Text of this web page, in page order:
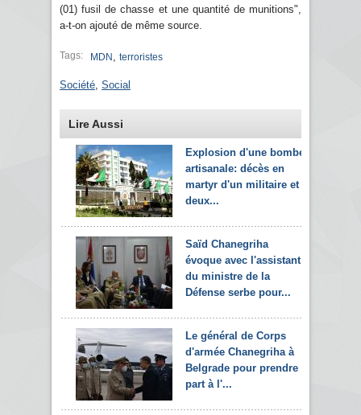
(01) fusil de chasse et une quantité de munitions",
a-t-on ajouté de même source.
Tags: MDN terroristes
Société Social
Lire Aussi
Explosion d'une bombe
artisanale: décès en
martyr d'un militaire et
deux...
Saïd Chanegriha
évoque avec l'assistant
du ministre de la
Défense serbe pour...
Le général de Corps
d'armée Chanegriha à
Belgrade pour prendre
part à l'...